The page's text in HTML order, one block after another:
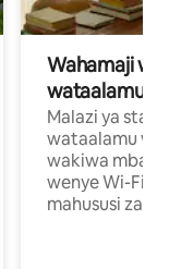
Wahamaji
wataalamu
Malazi ya
wataalamu
wakiwa mbali
wenye Wi-Fi
mahususi za